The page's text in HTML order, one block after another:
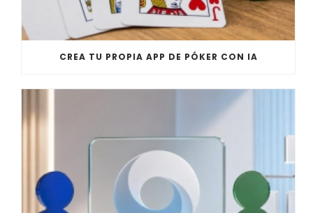
CREA TU PROPIA APP DE PÓKER CON IA